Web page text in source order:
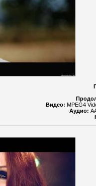
Видео: MPEG4
Аудио: